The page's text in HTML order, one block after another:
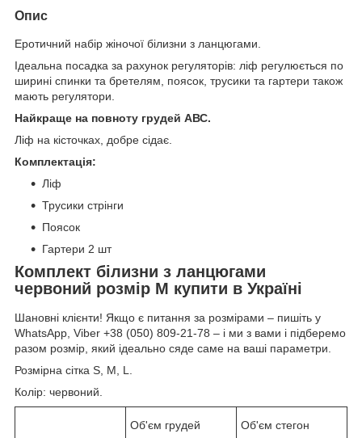
Опис
Еротичний набір жіночої білизни з ланцюгами.
Ідеальна посадка за рахунок регуляторів: ліф регулюється по
ширині спинки та бретелям, поясок, трусики та гартери також
мають регулятори.
Найкраще на повноту грудей АВС.
Ліф на кісточках, добре сідає.
Комплектація:
Ліф
Трусики стрінги
Поясок
Гартери 2 шт
Комплект білизни з ланцюгами
червоний розмір M купити в Україні
Шановні клієнти! Якщо є питання за розмірами – пишіть у
WhatsApp, Viber +38 (050) 809-21-78 – і ми з вами і підберемо
разом розмір, який ідеально сяде саме на ваші параметри.
Розмірна сітка S, M, L.
Колір: червоний.
Об'єм грудей Об'єм стегон